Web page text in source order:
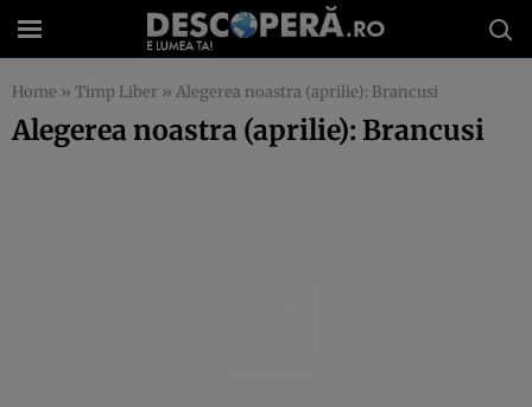
Home » Timp Liber » Alegerea noastra (aprilie): Brancusi
Alegerea noastra (aprilie): Brancusi